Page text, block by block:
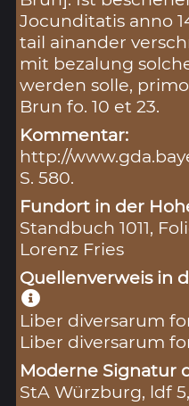
Jocunditatis anno
tail ainander
mit bezalung
werden solle,
Brun fo. 10 et 23.
Kommentar:
http://
S. 580.
Fundort in der
Standbuch 1011,
Lorenz Fries
Quellenverweis in
Liber diversarum
Liber diversarum
Moderne Signatur
StA Würzburg, ldf